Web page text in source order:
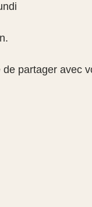
de partager avec